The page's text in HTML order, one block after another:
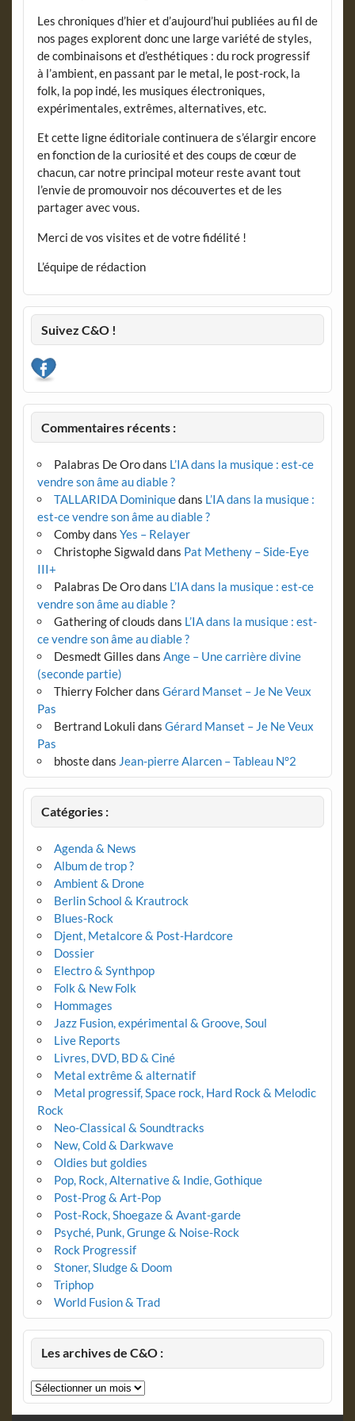
Les chroniques d’hier et d’aujourd’hui publiées au fil de
nos pages explorent donc une large variété de styles,
de combinaisons et d’esthétiques : du rock progressif
à l’ambient, en passant par le metal, le post-rock, la
folk, la pop indé, les musiques électroniques,
expérimentales, extrêmes, alternatives, etc.
Et cette ligne éditoriale continuera de s’élargir encore
en fonction de la curiosité et des coups de cœur de
chacun, car notre principal moteur reste avant tout
l’envie de promouvoir nos découvertes et de les
partager avec vous.
Merci de vos visites et de votre fidélité !
L’équipe de rédaction
Suivez C&O !
Commentaires récents :
Palabras De Orodans L’IA dans la musique : est-ce
vendre son âme au diable ?
TALLARIDA Dominiquedans L’IA dans la musique :
est-ce vendre son âme au diable ?
Combydans Yes – Relayer
Christophe Sigwalddans Pat Metheny – Side-Eye
III+
Palabras De Orodans L’IA dans la musique : est-ce
vendre son âme au diable ?
Gathering of clouds dans L’IA dans la musique : est-
ce vendre son âme au diable ?
Desmedt Gilles dans Ange – Une carrière divine
(seconde partie)
Thierry Folcherdans Gérard Manset – Je Ne Veux
Pas
Bertrand Lokuli dans Gérard Manset – Je Ne Veux
Pas
bhostedans Jean-pierre Alarcen – Tableau N°2
Catégories :
Agenda & News
Album de trop ?
Ambient & Drone
Berlin School & Krautrock
Blues-Rock
Djent, Metalcore & Post-Hardcore
Dossier
Electro & Synthpop
Folk & New Folk
Hommages
Jazz Fusion, expérimental & Groove, Soul
Live Reports
Livres, DVD, BD & Ciné
Metal extrême & alternatif
Metal progressif, Space rock, Hard Rock & Melodic
Rock
Neo-Classical & Soundtracks
New, Cold & Darkwave
Oldies but goldies
Pop, Rock, Alternative & Indie, Gothique
Post-Prog & Art-Pop
Post-Rock, Shoegaze & Avant-garde
Psyché, Punk, Grunge & Noise-Rock
Rock Progressif
Stoner, Sludge & Doom
Triphop
World Fusion & Trad
Les archives de C&O :
Les
archives